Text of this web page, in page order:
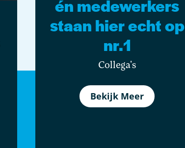
én medewerkers
staan hier echt op
nr.1
Collega's
Bekijk Meer